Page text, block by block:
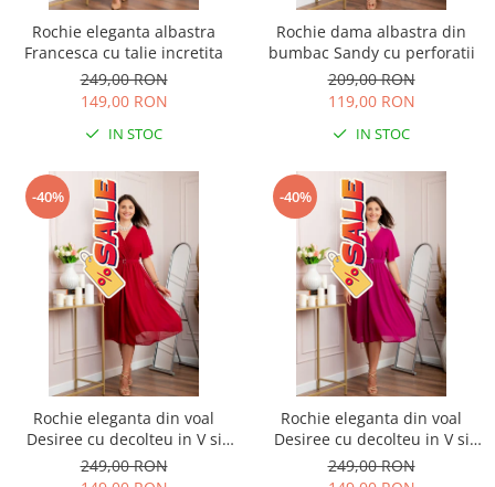
Rochie eleganta albastra
Francesca cu talie incretita
249,00 RON
149,00 RON
IN STOC
Rochie dama albastra din
bumbac Sandy cu perforatii
209,00 RON
119,00 RON
IN STOC
-40%
Rochie eleganta din voal
Desiree cu decolteu in V si
curea - Grena
249,00 RON
-40%
Rochie eleganta din voal
Desiree cu decolteu in V si
curea - Fuchsia
249,00 RON